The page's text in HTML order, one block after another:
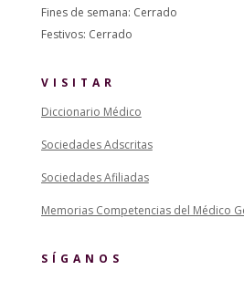
Fines de semana: Cerrado
Festivos: Cerrado
VISITAR
Diccionario Médico
Sociedades Adscritas
Sociedades Afiliadas
Memorias Competencias del Médico
SÍGANOS